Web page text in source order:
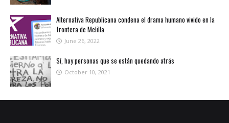
Alternativa Republicana condena el drama humano vivido en la
frontera de Melilla
June 26, 2022
Sí, hay personas que se están quedando atrás
October 10, 2021